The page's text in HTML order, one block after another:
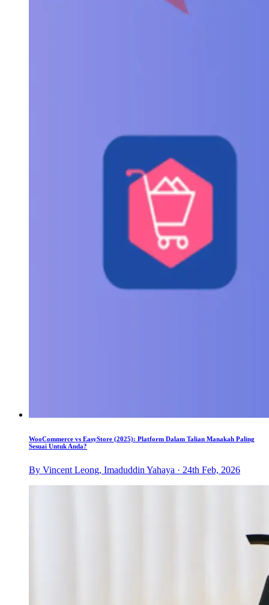
WooCommerce vs EasyStore (2025): Platform Dalam Talian Manakah Paling
Sesuai Untuk Anda?
By Vincent Leong, Imaduddin Yahaya · 24th Feb, 2026